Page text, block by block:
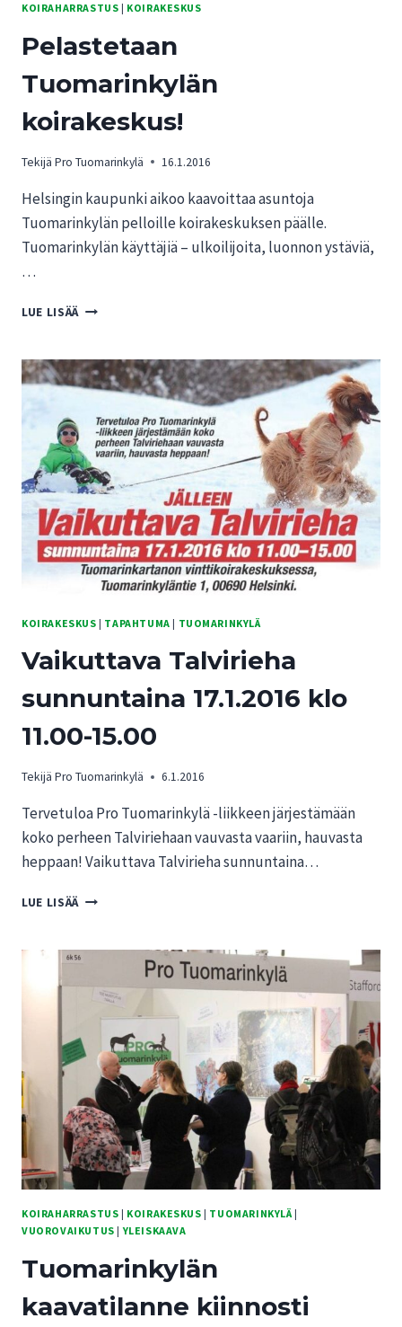
KOIRAHARRASTUS | KOIRAKESKUS
Pelastetaan
Tuomarinkylän
koirakeskus!
Tekijä Pro Tuomarinkylä 16.1.2016
Helsingin kaupunki aikoo kaavoittaa asuntoja
Tuomarinkylän pelloille koirakeskuksen päälle.
Tuomarinkylän käyttäjiä – ulkoilijoita, luonnon ystäviä,
…
LUE LISÄÄ PELASTETAAN
KOIRAKESKUS | TAPAHTUMA | TUOMARINKYLÄ
Vaikuttava Talvirieha
sunnuntaina 17.1.2016 klo
11.00-15.00
Tekijä Pro Tuomarinkylä 6.1.2016
Tervetuloa Pro Tuomarinkylä -liikkeen järjestämään
koko perheen Talviriehaan vauvasta vaariin, hauvasta
heppaan! Vaikuttava Talvirieha sunnuntaina…
LUE LISÄÄ VAIKUTTAVA
17.1.2016
11.00-
KOIRAHARRASTUS | KOIRAKESKUS | TUOMARINKYLÄ |
VUOROVAIKUTUS |YLEISKAAVA
Tuomarinkylän
kaavatilanne kiinnosti